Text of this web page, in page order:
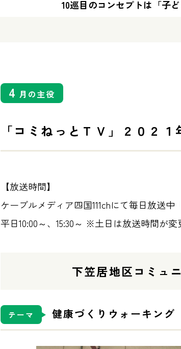
10巡目のコンセプトは「子
4 月の主役
「コミねっとＴＶ」２０２
【放送時間】
ケーブルメディア四国111chにて毎日放送中
平日10:00～、15:30～ ※土日は放送時間が変
下笠居地区コミュ
テーマ 健康づくりウォーキング